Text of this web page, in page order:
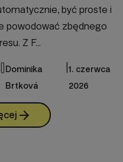
być proste i
powodować zbędnego
Z F...
Dominika
Brtková
|1. czerwca
2026
arrow_forward